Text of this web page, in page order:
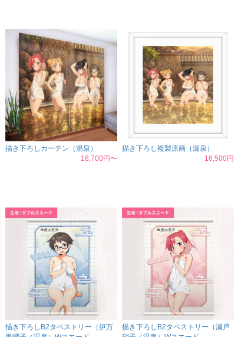
描き下ろしカーテン（温泉）
18,700円〜
描き下ろし複製原画（温泉）
16,500円
描き下ろしB2タペストリー（伊万
描き下ろしB2タペストリー（瀬戸